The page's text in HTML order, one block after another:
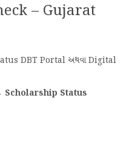
– Gujarat
DBT Portal અથવા Digital
Status